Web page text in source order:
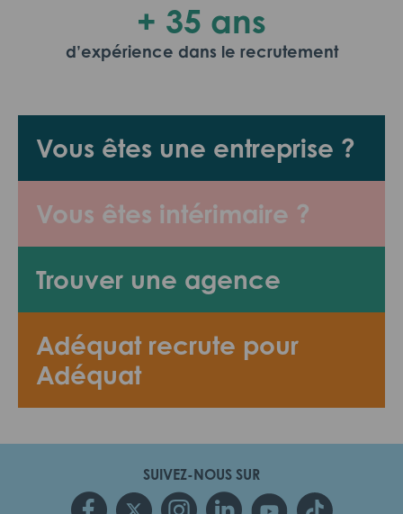
Vous êtes une entreprise ?
Vous êtes intérimaire ?
Trouver une agence
Adéquat recrute pour
Adéquat
+ 35 ans
d’expérience dans le recrutement
SUIVEZ-NOUS SUR